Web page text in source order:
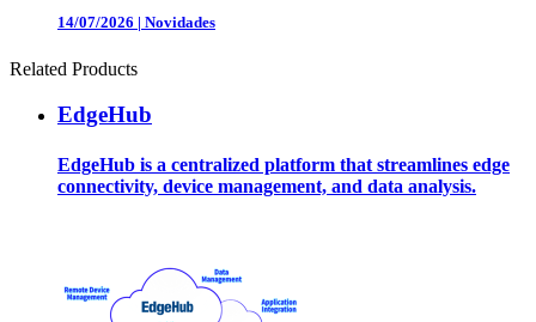
14/07/2026 | Novidades
Related Products
EdgeHub
EdgeHub is a centralized platform that streamlines edge
connectivity, device management, and data analysis.